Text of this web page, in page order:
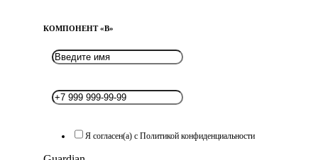
КОМПОНЕНТ «B»
Я согласен(а) с Политикой конфиденциальности